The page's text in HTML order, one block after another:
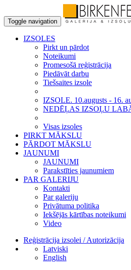
Toggle navigation
IZSOLES
Pirkt un pārdot
Noteikumi
Promesošā reģistrācija
Piedāvāt darbu
Tiešsaites izsole
IZSOLE. 10.augusts - 16.
NEDĒĻAS IZSOĻU
Visas izsoles
PIRKT MĀKSLU
PĀRDOT MĀKSLU
JAUNUMI
JAUNUMI
Parakstīties jaunumiem
PAR GALERIJU
Kontakti
Par galeriju
Privātuma politika
Iekšējās kārtības noteikumi
Video
Reģistrācija izsolei / Autorizācija
Latviski
English